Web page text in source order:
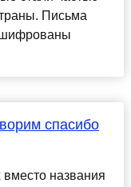
Письма
спасибо
названия